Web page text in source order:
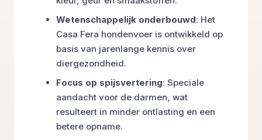
Wetenschappelijk onderbouwd: Het
Casa Fera hondenvoer is ontwikkeld op
basis van jarenlange kennis over
diergezondheid.
Focus op spijsvertering: Speciale
aandacht voor de darmen, wat
resulteert in minder ontlasting en een
betere opname.